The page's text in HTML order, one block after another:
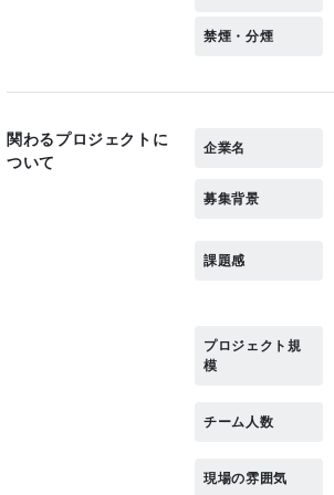
禁煙・分煙
関わるプロジェクトに
ついて
企業名
募集背景
課題感
プロジェクト規
模
チーム人数
現場の雰囲気